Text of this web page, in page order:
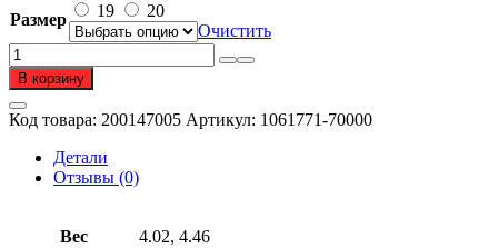
Размер 19
20
Очистить
Количество
товара
Кольцо
из
серебра
пробы
В корзину
Код товара: 200147005 Артикул: 1061771-70000
Детали
Отзывы (0)
Вес 4.02, 4.46